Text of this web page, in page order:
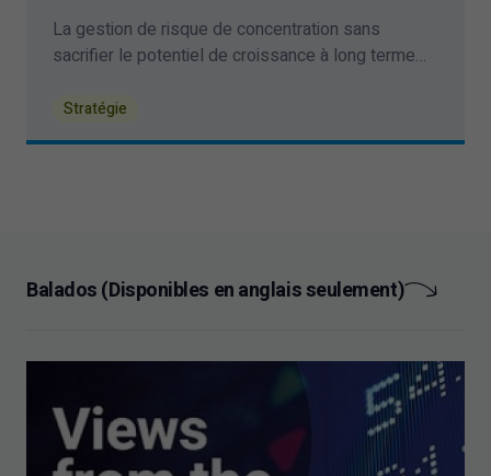
La gestion de risque de concentration sans
sacrifier le potentiel de croissance à long terme
des portefeuilles.
Stratégie
Balados (Disponibles en anglais seulement)